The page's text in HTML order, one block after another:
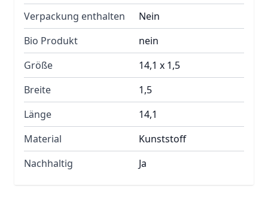
Verpackung enthalten
Nein
Bio Produkt
nein
Größe
14,1 x 1,5
Breite
1,5
Länge
14,1
Material
Kunststoff
Nachhaltig
Ja